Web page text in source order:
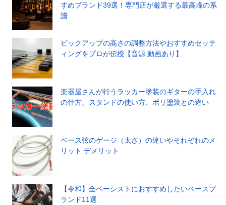
すめブランド39選！専門店が厳選する最高峰の系
譜
ピックアップの高さの調整方法やおすすめセッテ
ィングをプロが伝授【音源 動画あり】
楽器屋さんが行うラッカー塗装のギターの手入れ
の仕方、スタンドの使い方、ポリ塗装との違い
ベース弦のゲージ（太さ）の違いやそれぞれのメ
リット デメリット
【令和】全ベーシストにおすすめしたいベースブ
ランド11選